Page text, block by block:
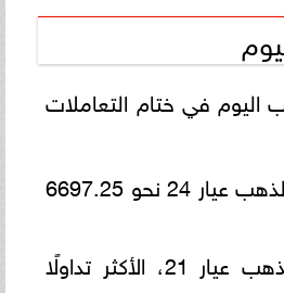
اليوم في ختام التعاملات
سجل سعر جرام الذهب عيار 24 نحو 6697.25
وبلغ سعر جرام الذهب عيار 21، الأكثر تداولًا